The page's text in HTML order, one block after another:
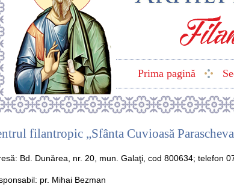
Prima pagină
filantropic „Sfânta Cuvioasă
Bd. Dunărea, nr. 20, mun. Galaţi, cod 800634; telefon
pr. Mihai Bezman